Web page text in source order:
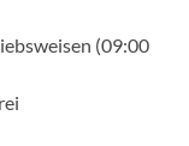
(09:00